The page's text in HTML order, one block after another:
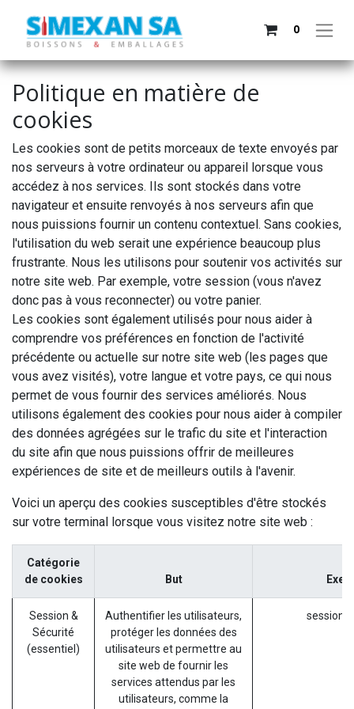
0
Politique en matière de
cookies
Les cookies sont de petits morceaux de texte envoyés par
nos serveurs à votre ordinateur ou appareil lorsque vous
accédez à nos services. Ils sont stockés dans votre
navigateur et ensuite renvoyés à nos serveurs afin que
nous puissions fournir un contenu contextuel. Sans cookies,
l'utilisation du web serait une expérience beaucoup plus
frustrante. Nous les utilisons pour soutenir vos activités sur
notre site web. Par exemple, votre session (vous n'avez
donc pas à vous reconnecter) ou votre panier.
Les cookies sont également utilisés pour nous aider à
comprendre vos préférences en fonction de l'activité
précédente ou actuelle sur notre site web (les pages que
vous avez visités), votre langue et votre pays, ce qui nous
permet de vous fournir des services améliorés. Nous
utilisons également des cookies pour nous aider à compiler
des données agrégées sur le trafic du site et l'interaction
du site afin que nous puissions offrir de meilleures
expériences de site et de meilleurs outils à l'avenir.
Voici un aperçu des cookies susceptibles d'être stockés
sur votre terminal lorsque vous visitez notre site web :
Catégorie
de cookies
But
Session &
Sécurité
(essentiel)
Authentifier les utilisateurs,
protéger les données des
utilisateurs et permettre au
site web de fournir les
services attendus par les
utilisateurs, comme la